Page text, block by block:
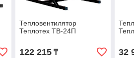
Тепловентилятор
Теплотех ТВ-24П
122 215₸ 32